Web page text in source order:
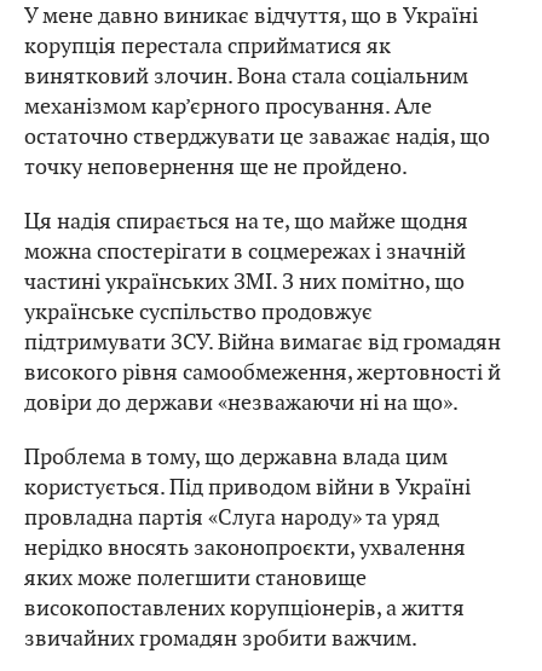
У мене давно виникає відчуття, що в Україні
корупція перестала сприйматися як
винятковий злочин. Вона стала соціальним
механізмом кар’єрного просування. Але
остаточно стверджувати це заважає надія, що
точку неповернення ще не пройдено.
Ця надія спирається на те, що майже щодня
можна спостерігати в соцмережах і значній
частині українських ЗМІ. З них помітно, що
українське суспільство продовжує
підтримувати ЗСУ. Війна вимагає від громадян
високого рівня самообмеження, жертовності й
довіри до держави «незважаючи ні на що».
Проблема в тому, що державна влада цим
користується. Під приводом війни в Україні
провладна партія «Слуга народу» та уряд
нерідко вносять законопроєкти, ухвалення
яких може полегшити становище
високопоставлених корупціонерів, а життя
звичайних громадян зробити важчим.